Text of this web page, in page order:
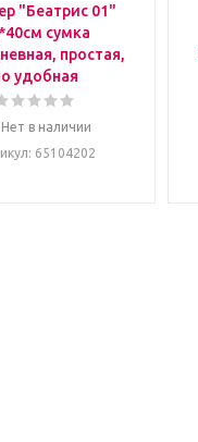
"Беатрис 01"
сумка
простая,
удобная
Нет в наличии
: 65104202